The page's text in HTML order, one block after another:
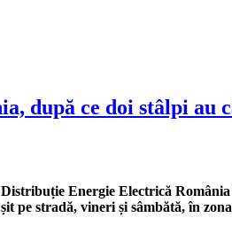
după ce doi stâlpi
Energie Electrică
pe stradă, vineri și sâmbătă, în